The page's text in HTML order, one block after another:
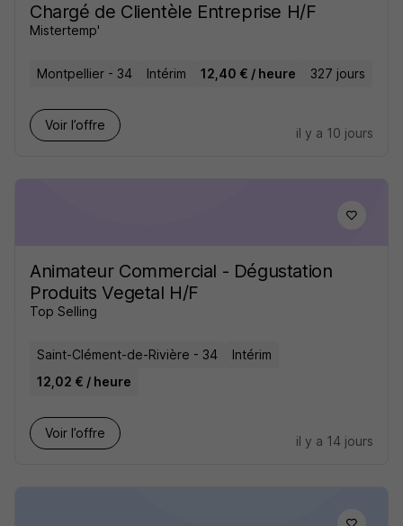
Chargé de Clientèle Entreprise H/F
Mistertemp'
Montpellier - 34 Intérim 12,40 € / heure 327 jours
Voir l’offre
il y a 10 jours
Animateur Commercial - Dégustation
Produits Vegetal H/F
Top Selling
Saint-Clément-de-Rivière - 34
Intérim
12,02 € / heure
Voir l’offre
il y a 14 jours